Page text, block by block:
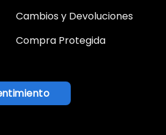
Cambios y Devoluciones
Compra Protegida